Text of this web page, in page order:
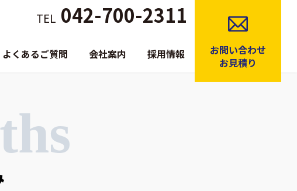
TEL 042-700-2311
よくあるご質問 会社案内 採用情報
お問い合わせ
お見積り